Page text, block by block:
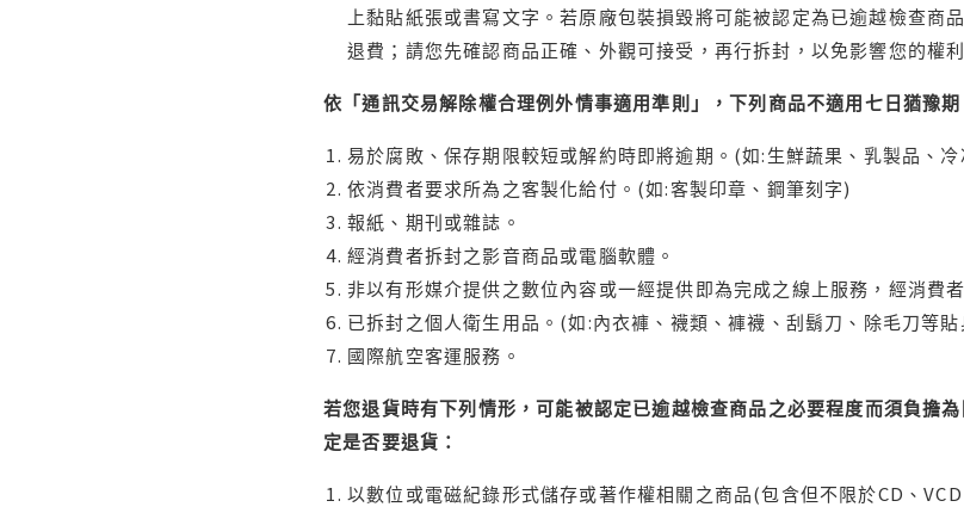
上黏貼紙張或書寫文字。若原廠包裝損毀將可能被認定為已逾越檢查
退費；請您先確認商品正確、外觀可接受，再行拆封，以免影響您的權
依「通訊交易解除權合理例外情事適用準則」，下列商品不適用七日猶豫
易於腐敗、保存期限較短或解約時即將逾期。(如:生鮮蔬果、乳製品、
依消費者要求所為之客製化給付。(如:客製印章、鋼筆刻字)
報紙、期刊或雜誌。
經消費者拆封之影音商品或電腦軟體。
非以有形媒介提供之數位內容或一經提供即為完成之線上服務，經消費
已拆封之個人衛生用品。(如:內衣褲、襪類、褲襪、刮鬍刀、除毛刀等貼
國際航空客運服務。
若您退貨時有下列情形，可能被認定已逾越檢查商品之必要程度而須負擔
定是否要退貨：
以數位或電磁紀錄形式儲存或著作權相關之商品(包含但不限於CD、